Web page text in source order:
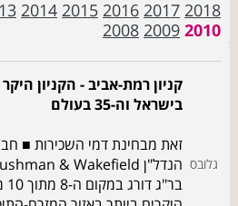
2018
2017
2016
2015
2014
2010
2009
2008
גלובס
קניון רמת-אביב - הקניון
בישראל וה-35 בעולם
זאת מבחינת דמי השכירות ■